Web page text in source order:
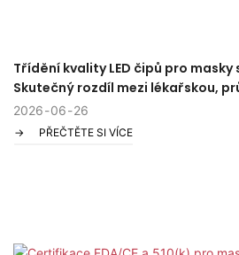
Třídění kvality LED čipů pro
Skutečný rozdíl mezi lékařskou,
spotřebitelskou třídou
2026 06 26
PŘEČTĚTE SI VÍCE